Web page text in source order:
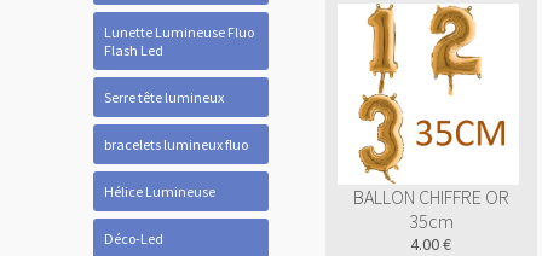
Lunette Lumineuse Fluo
Flash Led
Serre tête lumineux
bracelets lumineux fluo
Hélice Lumineuse
Déco-Led
BALLON CHIFFRE OR
35cm
4.00 €